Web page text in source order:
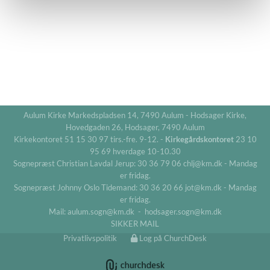
Aulum Kirke Markedspladsen 14, 7490 Aulum - Hodsager Kirke,
Hovedgaden 26, Hodsager, 7490 Aulum
Kirkekontoret 51 15 30 97 tirs.-fre. 9-12. - Kirkegårdskontoret23 10
95 69 hverdage 10-10.30
Sognepræst Christian Lavdal Jerup: 30 36 79 06 chlj@km.dk - Mandag
er fridag.
Sognepræst Johnny Oslo Tidemand: 30 36 20 66 jot@km.dk - Mandag
er fridag.
Mail: aulum.sogn@km.dk - hodsager.sogn@km.dk
SIKKER MAIL
Privatlivspolitik
Log på ChurchDesk